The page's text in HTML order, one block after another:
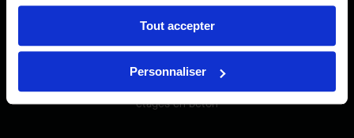
Tout accepter
Personnaliser
2
étages en béton